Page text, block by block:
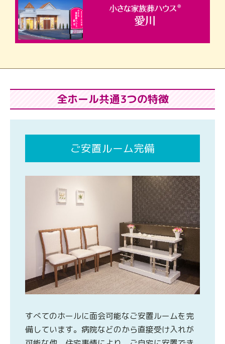
全ホール共通3つの特徴
ご安置ルーム完備
すべてのホールに面会可能なご安置ルームを完
備しています。病院などのから直接受け入れが